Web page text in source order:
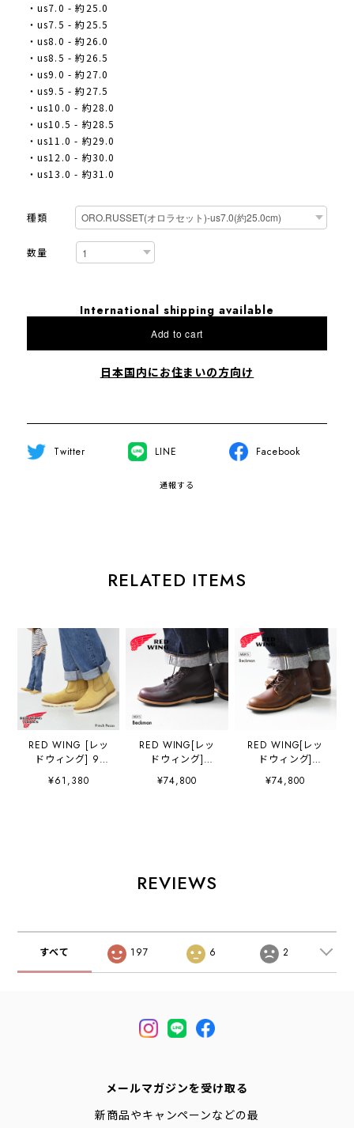
・us7.0 - 約25.0
・us7.5 - 約25.5
・us8.0 - 約26.0
・us8.5 - 約26.5
・us9.0 - 約27.0
・us9.5 - 約27.5
・us10.0 - 約28.0
・us10.5 - 約28.5
・us11.0 - 約29.0
・us12.0 - 約30.0
・us13.0 - 約31.0
種類
数量
International shipping available
Add to cart
日本国内にお住まいの方向け
Twitter LINE Facebook
通報する
RELATED ITEMS
RED WING [レッ
ドウィング] 9-
inch Pecos
[8168] 9インチ
¥61,380
RED WING[レッ
ドウィング]
Beckman [9419]
ベックマン・ワー
¥74,800
RED WING[レッ
ドウィング]
Beckman [9422]
ベックマン・ワー
¥74,800
REVIEWS
すべて 197 6 2
メールマガジンを受け取る
新商品やキャンペーンなどの最